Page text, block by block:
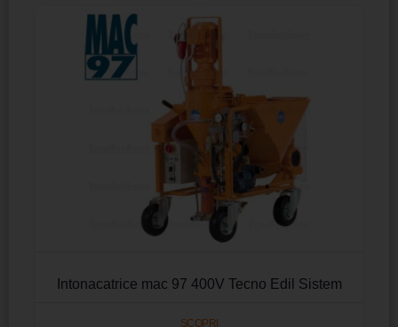
Intonacatrice mac 97 400V Tecno Edil Sistem
SCOPRI